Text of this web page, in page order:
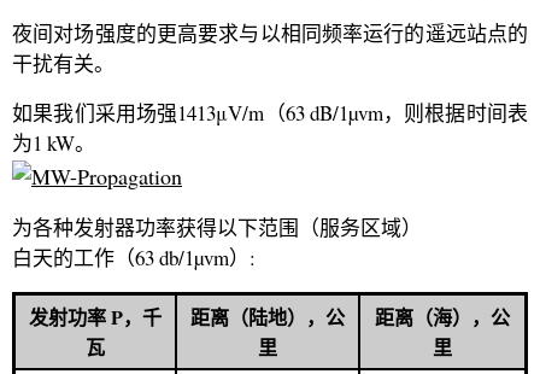
夜间对场强度的更高要求与以相同频率运行的遥远站点的
干扰有关。
如果我们采用场强1413μV/m（63 dB/1µvm，则根据时间表
为1 kW。
为各种发射器功率获得以下范围（服务区域）
白天的工作（63 db/1µvm）:
发射功率 P，千
瓦
距离（陆地），公
里
距离（海），公
里